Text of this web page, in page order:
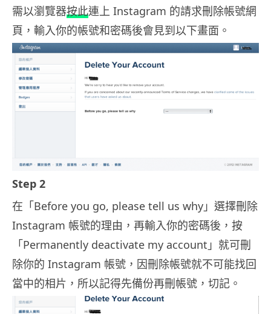
需以瀏覽器按此連上 Instagram 的請求刪除帳號網
頁，輸入你的帳號和密碼後會見到以下畫面。
Step 2
在「Before you go, please tell us why」選擇刪除
Instagram 帳號的理由，再輸入你的密碼後，按
「Permanently deactivate my account」就可刪
除你的 Instagram 帳號，因刪除帳號就不可能找回
當中的相片，所以記得先備份再刪帳號，切記。